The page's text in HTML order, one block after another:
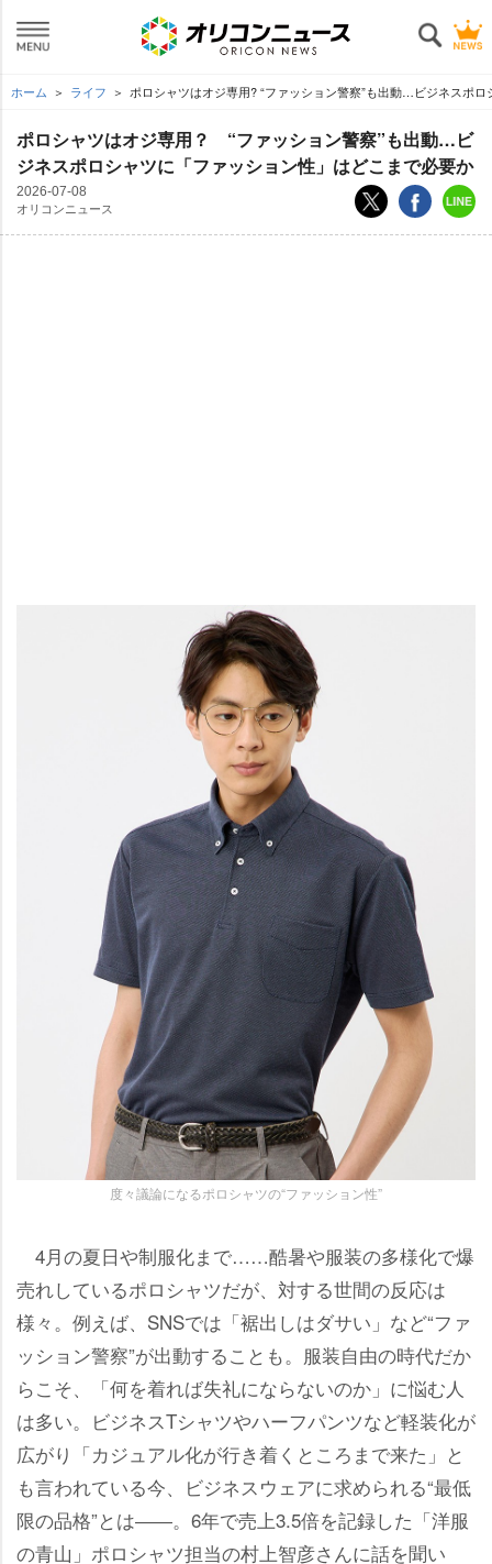
ホーム ライフ ポロシャツはオジ専用? “ファッション警察”も出動…ビジネスポ
ポロシャツはオジ専用？ “ファッション警察”も出動…ビ
ジネスポロシャツに「ファッション性」はどこまで必要か
2026-07-08
オリコンニュース
度々議論になるポロシャツの“ファッション性”
4月の夏日や制服化まで……酷暑や服装の多様化で爆
売れしているポロシャツだが、対する世間の反応は
様々。例えば、SNSでは「裾出しはダサい」など“ファ
ッション警察”が出動することも。服装自由の時代だか
らこそ、「何を着れば失礼にならないのか」に悩む人
は多い。ビジネスTシャツやハーフパンツなど軽装化が
広がり「カジュアル化が行き着くところまで来た」と
も言われている今、ビジネスウェアに求められる“最低
限の品格”とは――。6年で売上3.5倍を記録した「洋服
の青山」ポロシャツ担当の村上智彦さんに話を聞い